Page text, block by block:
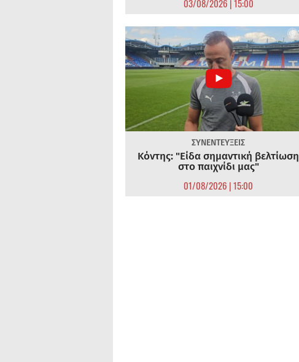
03/08/2026 | 15:00
ΣΥΝΕΝΤΕΥΞΕΙΣ
Κόντης: "Είδα σημαντική βελτίωση
στο παιχνίδι μας"
01/08/2026 | 15:00